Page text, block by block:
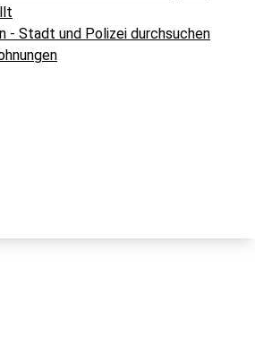
- Stadt und Polizei durchsuchen